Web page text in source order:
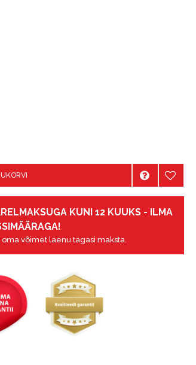
KUNI 12 KUUKS - ILMA
võimet laenu tagasi maksta.